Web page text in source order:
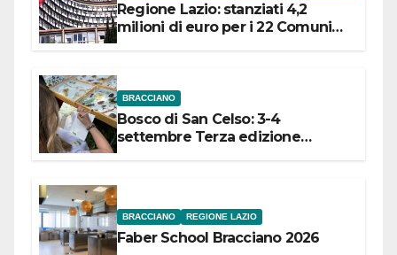
Regione Lazio: stanziati 4,2
milioni di euro per i 22 Comuni
BRACCIANO
Bosco di San Celso: 3-4
settembre Terza edizione
BRACCIANO REGIONE LAZIO
Faber School Bracciano 2026